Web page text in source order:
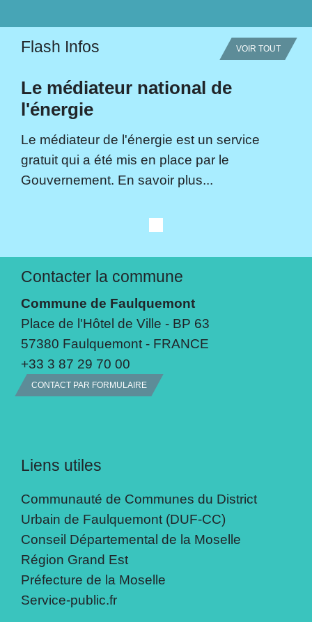
Flash Infos VOIR TOUT
Le médiateur national de
l'énergie
Le médiateur de l'énergie est un service
gratuit qui a été mis en place par le
Gouvernement. En savoir plus...
Contacter la commune
Commune de Faulquemont
Place de l'Hôtel de Ville - BP 63
57380 Faulquemont - FRANCE
+33 3 87 29 70 00
CONTACT PAR FORMULAIRE
Liens utiles
Communauté de Communes du District
Urbain de Faulquemont (DUF-CC)
Conseil Départemental de la Moselle
Région Grand Est
Préfecture de la Moselle
Service-public.fr